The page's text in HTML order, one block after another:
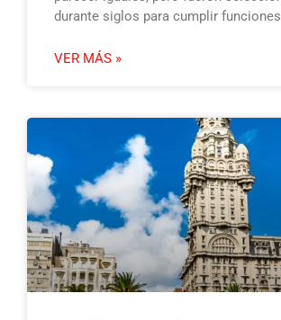
durante siglos para cumplir funciones
VER MÁS »